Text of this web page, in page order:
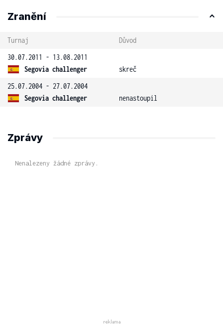
Zranění
Turnaj
Důvod
30.07.2011 - 13.08.2011
Segovia challenger
skreč
25.07.2004 - 27.07.2004
Segovia challenger
nenastoupil
Zprávy
Nenalezeny žádné zprávy.